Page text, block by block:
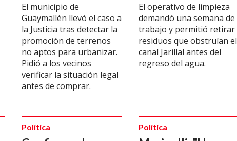
El municipio de
Guaymallén llevó el caso a
la Justicia tras detectar la
promoción de terrenos
no aptos para urbanizar.
Pidió a los vecinos
verificar la situación legal
antes de comprar.
El operativo de limpieza
demandó una semana de
trabajo y permitió retirar
residuos que obstruían el
canal Jarillal antes del
regreso del agua.
Política Política